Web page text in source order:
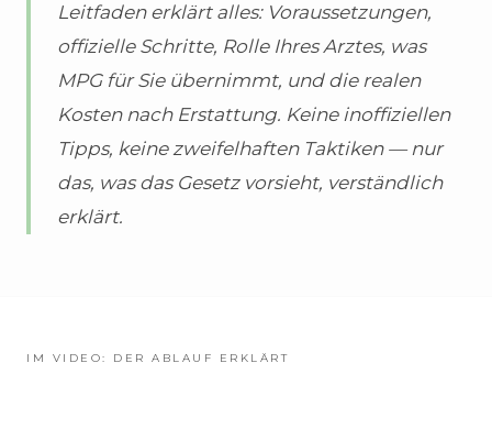
Leitfaden erklärt alles: Voraussetzungen,
offizielle Schritte, Rolle Ihres Arztes, was
MPG für Sie übernimmt, und die realen
Kosten nach Erstattung. Keine inoffiziellen
Tipps, keine zweifelhaften Taktiken — nur
das, was das Gesetz vorsieht, verständlich
erklärt.
IM VIDEO: DER ABLAUF ERKLÄRT